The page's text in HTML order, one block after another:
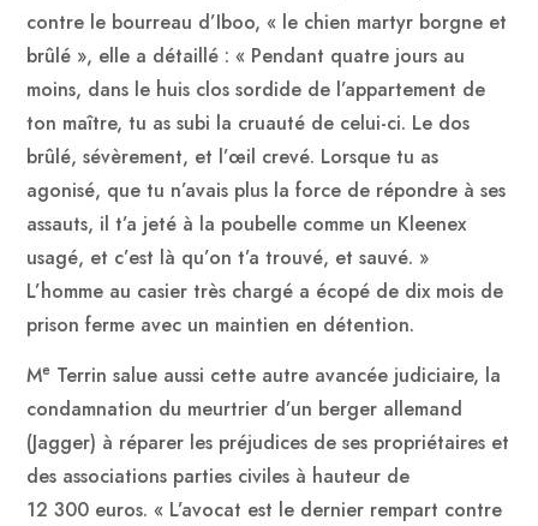
contre le bourreau d’Iboo, « le chien martyr borgne et
brûlé », elle a détaillé : « Pendant quatre jours au
moins, dans le huis clos sordide de l’appartement de
ton maître, tu as subi la cruauté de celui-ci. Le dos
brûlé, sévèrement, et l’œil crevé. Lorsque tu as
agonisé, que tu n’avais plus la force de répondre à ses
assauts, il t’a jeté à la poubelle comme un Kleenex
usagé, et c’est là qu’on t’a trouvé, et sauvé. »
L’homme au casier très chargé a écopé de dix mois de
prison ferme avec un maintien en détention.
Me Terrin salue aussi cette autre avancée judiciaire, la
condamnation du meurtrier d’un berger allemand
(Jagger) à réparer les préjudices de ses propriétaires et
des associations parties civiles à hauteur de
12 300 euros. « L’avocat est le dernier rempart contre